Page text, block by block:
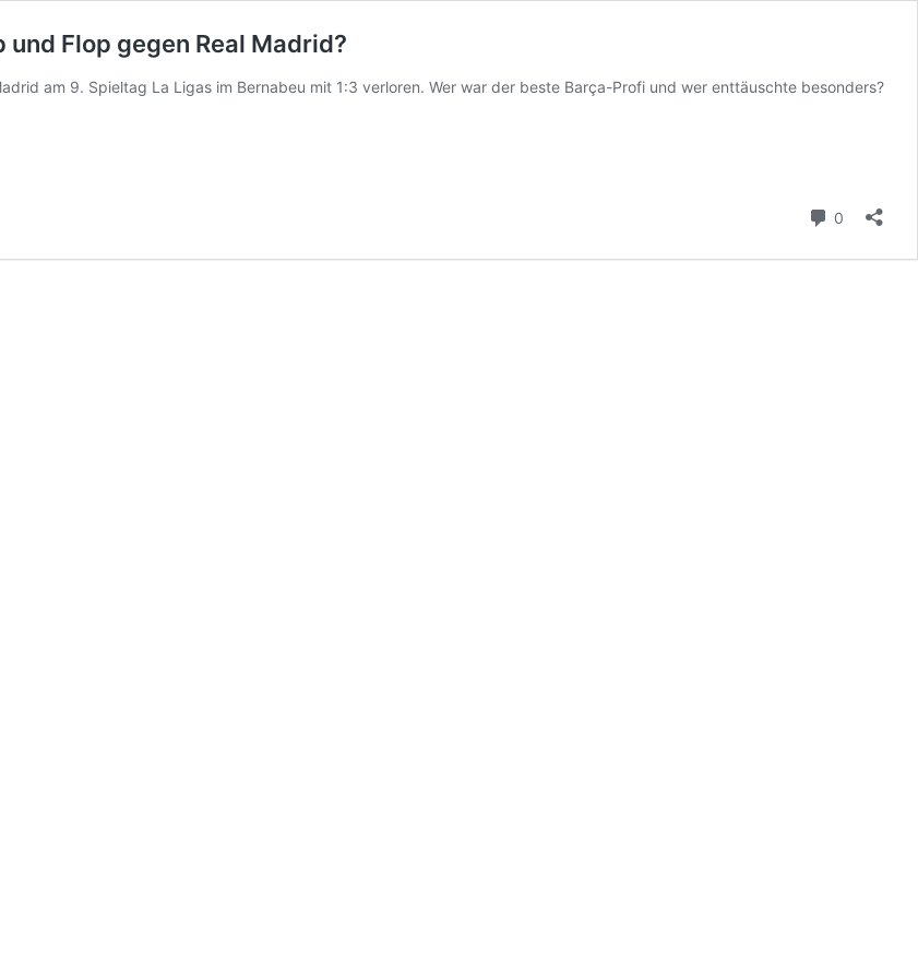
Flop gegen Real Madrid?
am 9. Spieltag La Ligas im Bernabeu mit 1:3 verloren. Wer war der beste Barça-Profi und wer enttäuschte besonders?
0